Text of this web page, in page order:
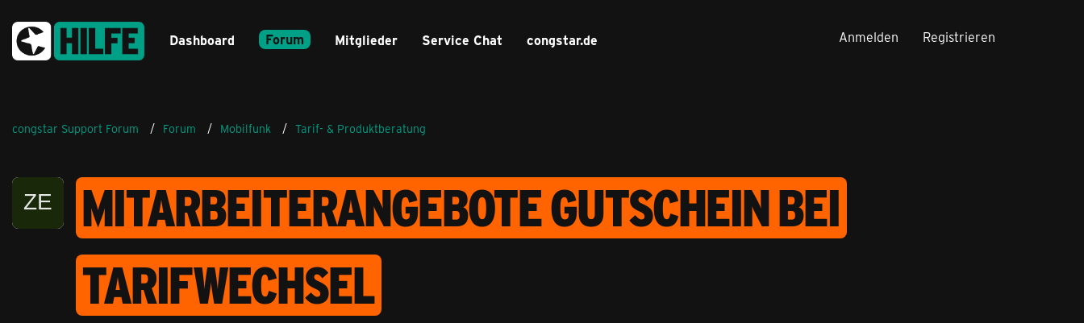
Dashboard Forum Mitglieder Service Chat congstar.de Anmelden Registrieren
congstar Support Forum Forum Mobilfunk Tarif- & Produktberatung
MITARBEITERANGEBOTE GUTSCHEIN BEI
TARIFWECHSEL